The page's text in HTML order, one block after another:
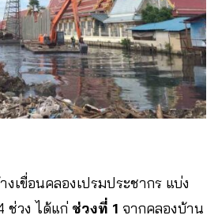
งเขื่อนคลองเปรมประชากร แบ่ง
ช่วง ได้แก่ ช่วงที่ 1 จากคลองบ้าน